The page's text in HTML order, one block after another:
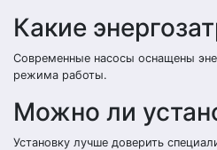
Какие
Современные насосы оснащены
режима работы.
Можно ли
Установку лучше доверить